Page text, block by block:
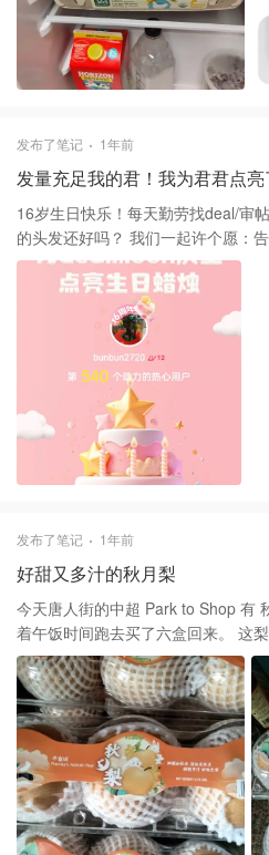
发布了笔记 1年前
发量充足我的君！我为君君点亮
16岁生日快乐！每天勤劳找deal/审
的头发还好吗？ 我们一起许个愿：告别压
周年庆蜡烛，脱贫不脱发，天天都快
发布了笔记 1年前
好甜又多汁的秋月梨
今天唐人街的中超 Park to Shop 有 秋月梨 on
着午饭时间跑去买了六盒回来。 这梨非常好吃，鲜甜多汁。刚好买
来过年。😀